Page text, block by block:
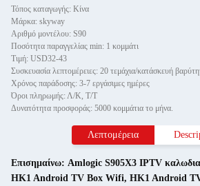
Τόπος καταγωγής: Κίνα
Μάρκα: skyway
Αριθμό μοντέλου: S90
Ποσότητα παραγγελίας min: 1 κομμάτι
Τιμή: USD32-43
Χρόνος παράδοσης: 3-7 εργάσιμες ημέρες
Όροι πληρωμής: Λ/Κ, Τ/Τ
Δυνατότητα προσφοράς: 5000 κομμάτια το μήνα.
Λεπτομέρεια
Επισημαίνω: Amlogic S905X3 IPTV
HK1 Android TV Box Wifi, HK1 Android